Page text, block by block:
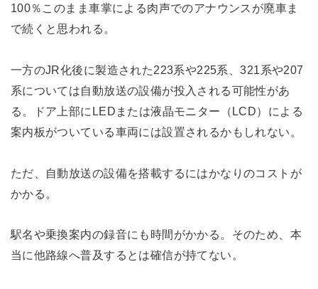
100％このまま車掌による肉声でのアナウンスが廃車ま
で続くと思われる。
一方のJR化後に製造された223系や225系、321系や207
系については自動放送の設備が投入される可能性があ
る。ドア上部にLEDまたは液晶モニター（LCD）による
案内板がついている車両には設置されるかもしれない。
ただ、自動放送の設備を搭載するにはかなりのコストが
かかる。
駅名や乗換案内の録音にも時間がかかる。そのため、本
当に他路線へ普及するとは確信が持てない。